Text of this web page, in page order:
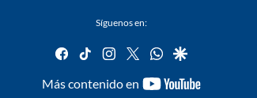
Síguenos en:
facebook
tiktok instagram
twitterwhatsapp
google
Más contenido en
youtube-